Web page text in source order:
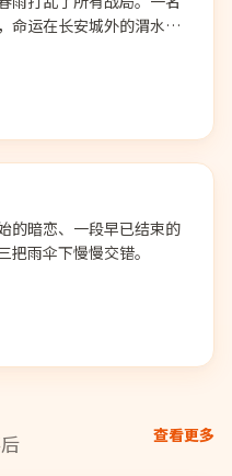
命运在长安城外的渭水边
99:29
的暗恋、一段早已结束的
雨伞下慢慢交错。
查看更多